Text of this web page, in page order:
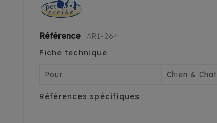
Référence AR1-264
Fiche technique
Pour Chien & Chat
Références spécifiques